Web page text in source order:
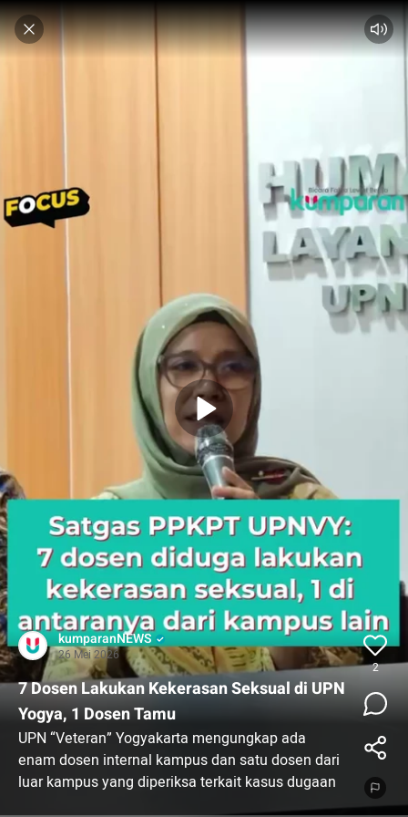
kumparanNEWS
26 Mei 2026
7 Dosen Lakukan Kekerasan Seksual di UPN
Yogya, 1 Dosen Tamu
UPN “Veteran” Yogyakarta mengungkap ada
enam dosen internal kampus dan satu dosen dari
luar kampus yang diperiksa terkait kasus dugaan
2